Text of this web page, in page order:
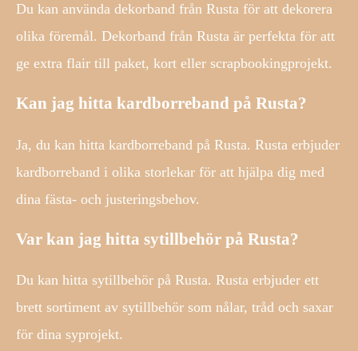
Du kan använda dekorband från Rusta för att dekorera
olika föremål. Dekorband från Rusta är perfekta för att
ge extra flair till paket, kort eller scrapbookingprojekt.
Kan jag hitta kardborreband på Rusta?
Ja, du kan hitta kardborreband på Rusta. Rusta erbjuder
kardborreband i olika storlekar för att hjälpa dig med
dina fästa- och justeringsbehov.
Var kan jag hitta sytillbehör på Rusta?
Du kan hitta sytillbehör på Rusta. Rusta erbjuder ett
brett sortiment av sytillbehör som nålar, tråd och saxar
för dina syprojekt.